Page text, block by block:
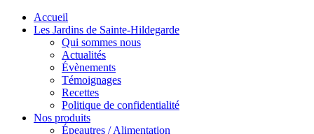
Accueil
Les Jardins de Sainte-Hildegarde
Qui sommes nous
Actualités
Évènements
Témoignages
Recettes
Politique de confidentialité
Nos produits
Épeautres / Alimentation